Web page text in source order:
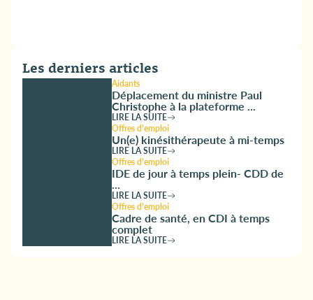
Les derniers articles
Aidants
Déplacement du ministre Paul
Christophe à la plateforme ...
LIRE LA SUITE
Offres d'emploi
Un(e) kinésithérapeute à mi-temps
LIRE LA SUITE
Offres d'emploi
IDE de jour à temps plein- CDD de
...
LIRE LA SUITE
Offres d'emploi
Cadre de santé, en CDI à temps
complet
LIRE LA SUITE